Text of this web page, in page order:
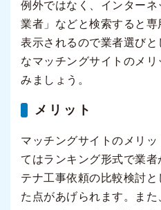
例外ではなく、インター
業者」などと検索すると
表示されるので業者選び
なマッチングサイトのメ
みましょう。
メリット
マッチングサイトのメリ
てはランキング形式で業
テナ工事依頼の比較検討
た点があげられます。ま